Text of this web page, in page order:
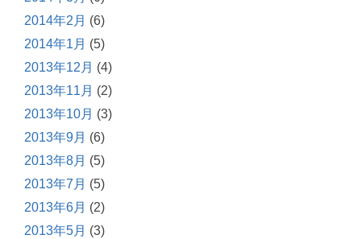
2014年2月 (6)
2014年1月 (5)
2013年12月 (4)
2013年11月 (2)
2013年10月 (3)
2013年9月 (6)
2013年8月 (5)
2013年7月 (5)
2013年6月 (2)
2013年5月 (3)